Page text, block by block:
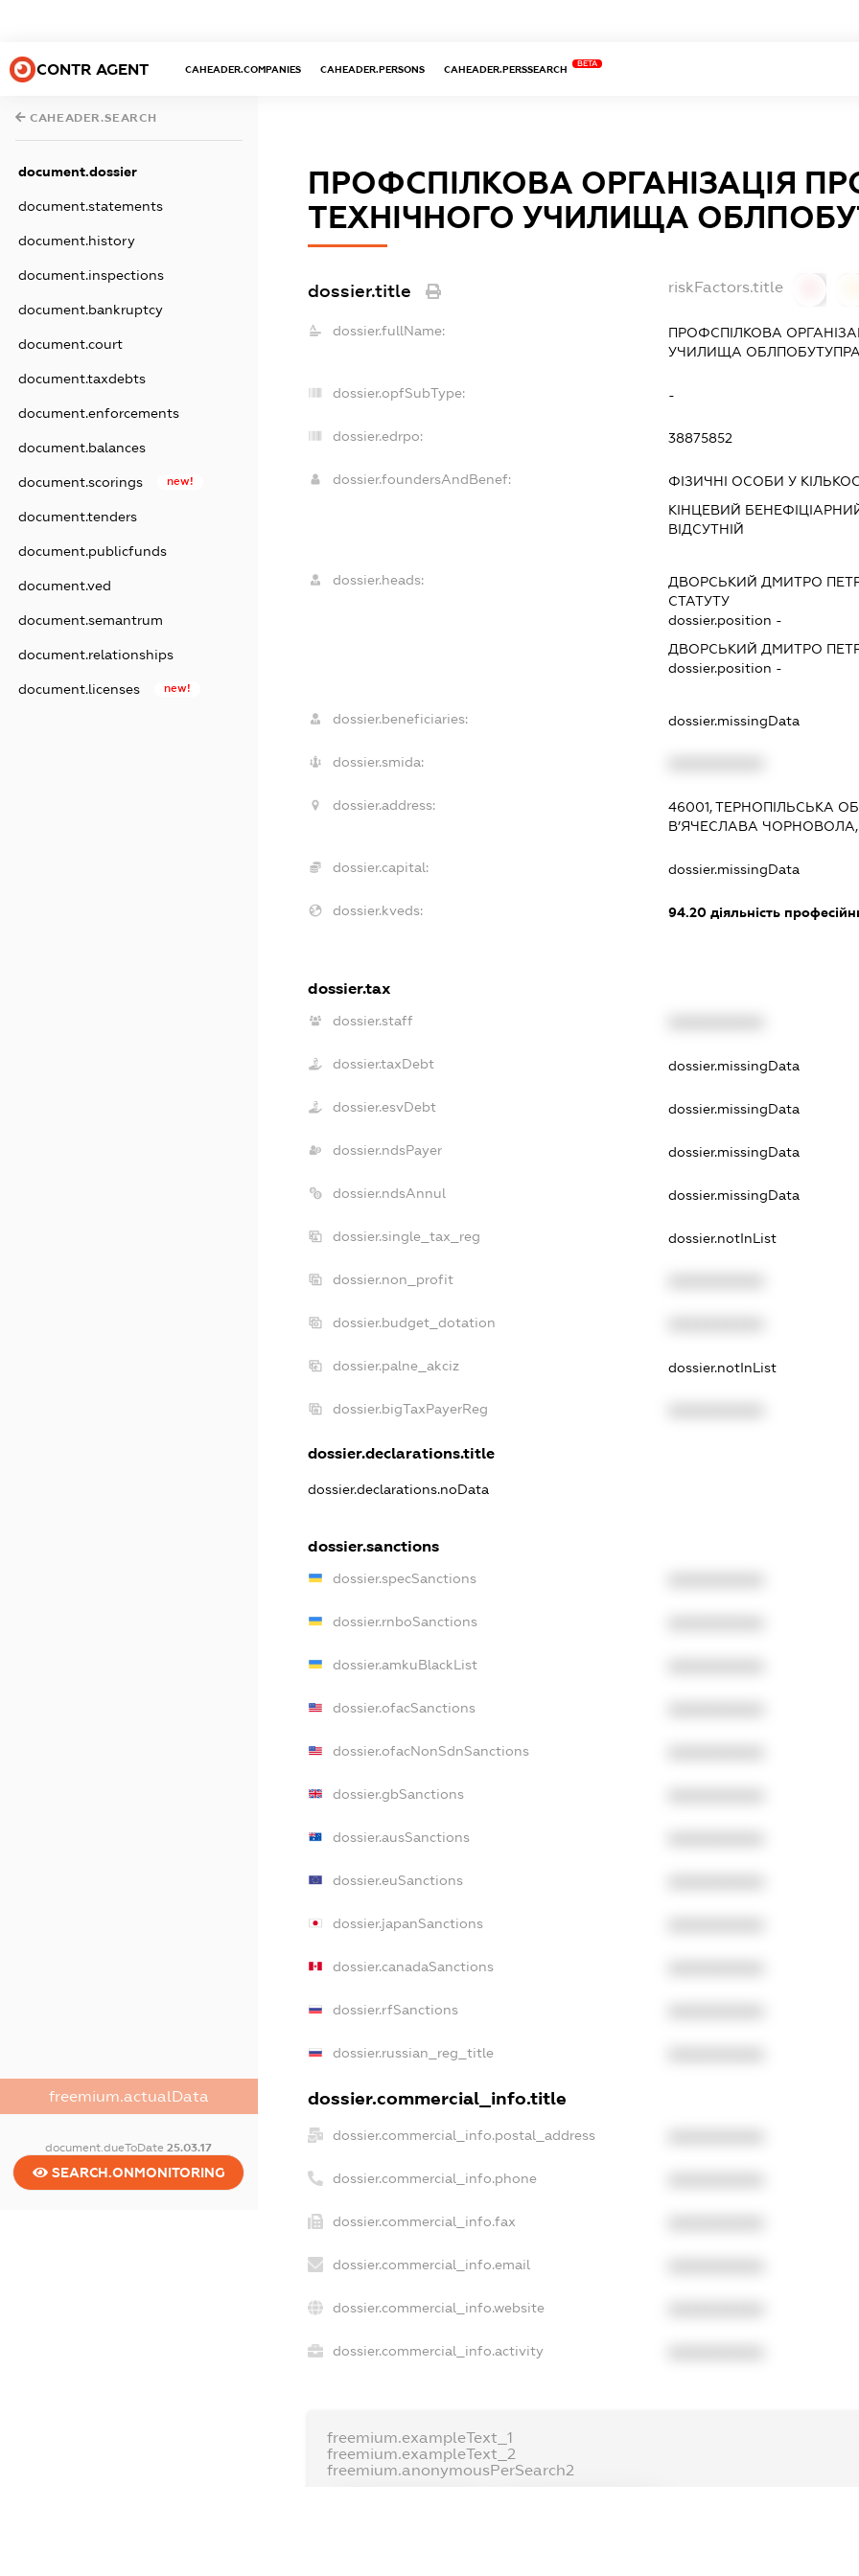
CONTR AGENT CAHEADER.COMPANIES CAHEADER.PERSONS CAHEADER.PERSSEARCH
BETA
CAHEADER.SEARCH
document.dossier
document.statements
document.history
document.inspections
document.bankruptcy
document.court
document.taxdebts
document.enforcements
document.balances
document.scorings new!
document.tenders
document.publicfunds
document.ved
document.semantrum
document.relationships
document.licenses new!
freemium.actualData
document.dueToDate25.03.17
SEARCH.ONMONITORING
ПРОФСПІЛКОВА ОРГАНІЗАЦІЯ
ТЕХНІЧНОГО УЧИЛИЩА
dossier.title riskFactors.title
dossier.fullName:
ПРОФСПІЛКОВА
УЧИЛИЩА
dossier.opfSubType: -
dossier.edrpo: 38875852
dossier.foundersAndBenef:
ФІЗИЧНІ ОСОБИ У
КІНЦЕВИЙ
ВІДСУТНІЙ
dossier.heads: ДВОРСЬКИЙ ДМИТРО
СТАТУТУ
dossier.position -
ДВОРСЬКИЙ ДМИТРО
dossier.position -
dossier.beneficiaries: dossier.missingData
dossier.smida:
dossier.address:
46001, ТЕРНОПІЛЬСЬКА
В’ЯЧЕСЛАВА ЧОРНОВОЛА,
dossier.capital: dossier.missingData
dossier.kveds: 94.20 діяльність
dossier.tax
dossier.staff
dossier.taxDebt dossier.missingData
dossier.esvDebt dossier.missingData
dossier.ndsPayer dossier.missingData
dossier.ndsAnnul dossier.missingData
dossier.single_tax_reg dossier.notInList
dossier.non_profit
dossier.budget_dotation
dossier.palne_akciz dossier.notInList
dossier.bigTaxPayerReg
dossier.declarations.title
dossier.declarations.noData
dossier.sanctions
dossier.specSanctions
dossier.rnboSanctions
dossier.amkuBlackList
dossier.ofacSanctions
dossier.ofacNonSdnSanctions
dossier.gbSanctions
dossier.ausSanctions
dossier.euSanctions
dossier.japanSanctions
dossier.canadaSanctions
dossier.rfSanctions
dossier.russian_reg_title
dossier.commercial_info.title
dossier.commercial_info.postal_address
dossier.commercial_info.phone
dossier.commercial_info.fax
dossier.commercial_info.email
dossier.commercial_info.website
dossier.commercial_info.activity
freemium.exampleText_1
freemium.exampleText_2
freemium.anonymousPerSearch2